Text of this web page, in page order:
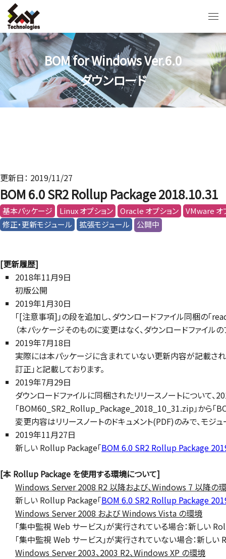
BOM for Windows Ver.6.0
ダウンロード
更新日： 2019/11/27
BOM 6.0 SR2 Rollup Package 2018.10.31
基本パッケージ Linux オプション Oracle オプション
VMware オ
修正・更新モジュール
拡張モジュール 公開中
[更新履歴]
2018年11月9日
初版公開
2019年1月30日
「[注意事項]」の段を追加し、ダウンロードファイル同梱の「
（本パッケージそのものに変更はなく、ダウンロードファイル
2019年7月18日
実際には本パッケージに含まれていない更新内容が記載され
訂正」と記載しております。
2019年7月29日
ダウンロードファイルに同梱されたリリースノートについて
「BOM60_SR2_Rollup_Package_2018_10_31.zip」から
変更内容はリリースノートのドキュメント(PDF)のみで、モジ
2019年11月27日
新しい Rollup Package「BOM 6.0 SR2 Rollup Package
[本 Rollup Package を使用する環境について]
Windows Server 2008 R2 以降および、Windows 7 以降の
新しい Rollup Package「BOM 6.0 SR2 Rollup Package
Windows Server 2008 および Windows Vista の環境
「集中監視 Web サービス」が実行されている場合：新しい
「集中監視 Web サービス」が実行されていない場合：新しい
Windows Server 2003、2003 R2、Windows XP の環境